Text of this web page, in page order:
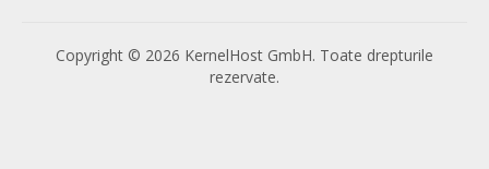
Copyright © 2026 KernelHost GmbH. Toate drepturile
rezervate.